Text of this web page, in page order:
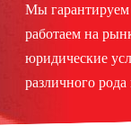
Мы гарантируем
работаем на
юридические
различного